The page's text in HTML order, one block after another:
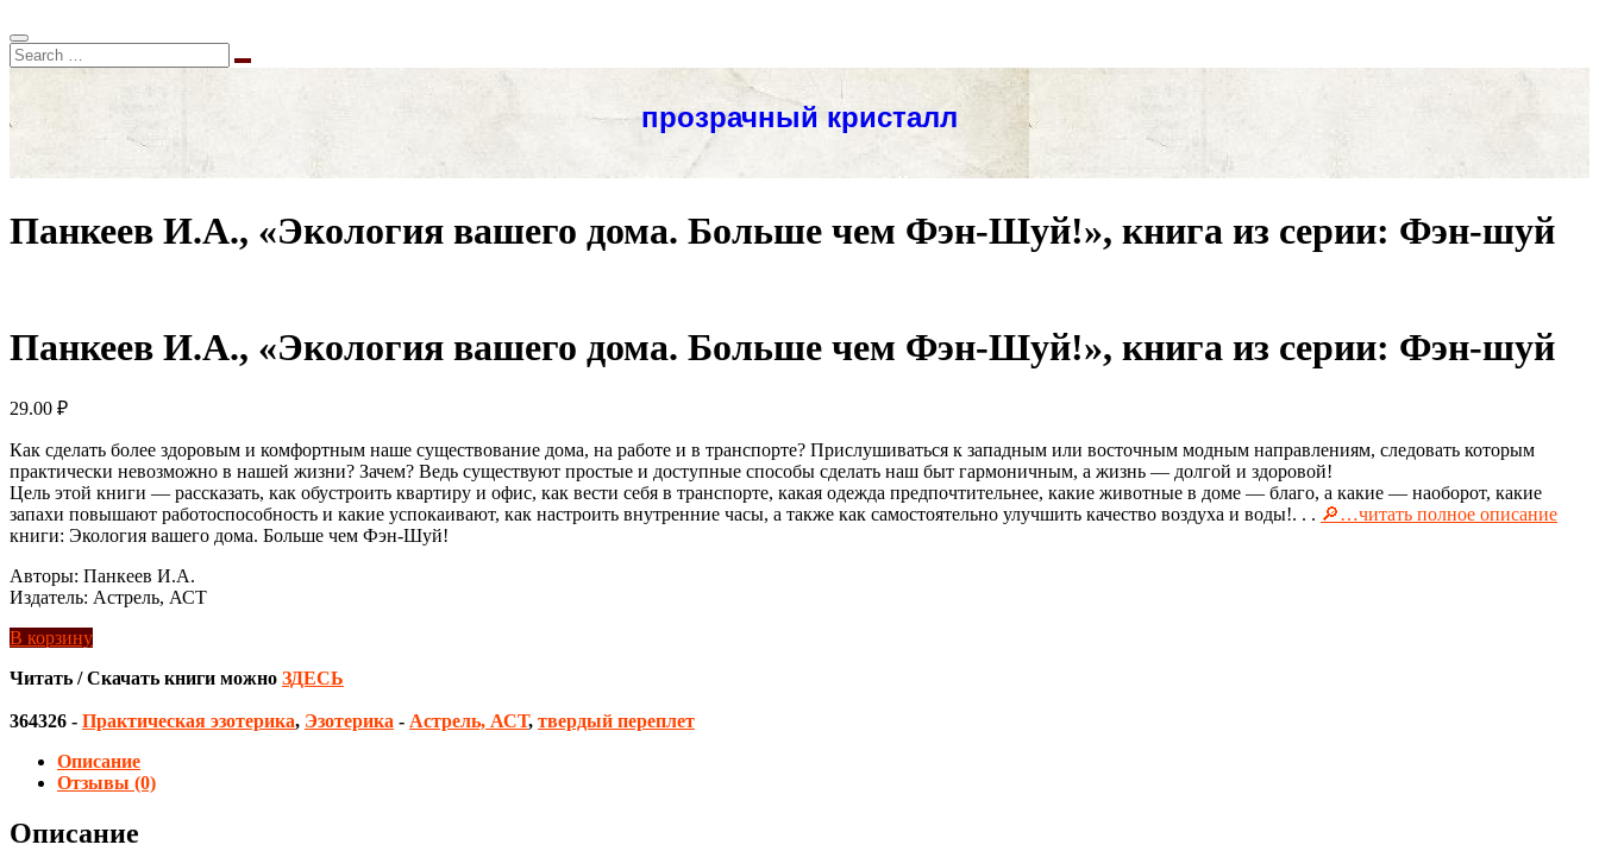
Панкеев И.А., «Экология вашего дома. Больше чем Фэн-Шуй!», книга из серии: Фэн-шуй
Панкеев И.А., «Экология вашего дома. Больше чем Фэн-Шуй!», книга из серии: Фэн-шуй
29.00 ₽
Как сделать более здоровым и комфортным наше существование дома, на работе и в транспорте? Прислушиваться к западным или восточным модным направлениям, следовать которым
практически невозможно в нашей жизни? Зачем? Ведь существуют простые и доступные способы сделать наш быт гармоничным, а жизнь — долгой и здоровой!
Цель этой книги — рассказать, как обустроить квартиру и офис, как вести себя в транспорте, какая одежда предпочтительнее, какие животные в доме — благо, а какие — наоборот, какие
запахи повышают работоспособность и какие успокаивают, как настроить внутренние часы, а также как самостоятельно улучшить качество воздуха и воды!. . . 🔎…читать полное описание
книги: Экология вашего дома. Больше чем Фэн-Шуй!
Авторы: Панкеев И.А.
Издатель: Астрель, АСТ
В корзину
Читать / Скачать книги можно ЗДЕСЬ
364326 - Практическая эзотерика, Эзотерика - Астрель, АСТ, твердый переплет
Описание
Отзывы (0)
Описание